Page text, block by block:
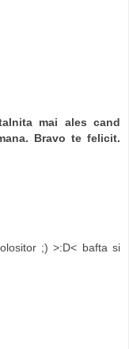
mai ales cand
Bravo te felicit.
;) >:D< bafta si